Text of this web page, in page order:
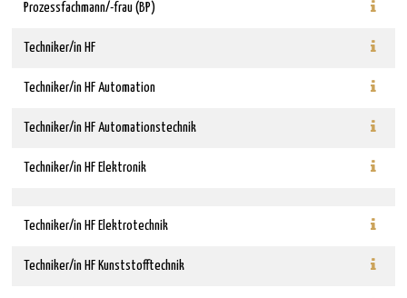
Prozessfachmann/-frau (BP)
Techniker/in HF
Techniker/in HF Automation
Techniker/in HF Automationstechnik
Techniker/in HF Elektronik
Techniker/in HF Elektrotechnik
Techniker/in HF Kunststofftechnik